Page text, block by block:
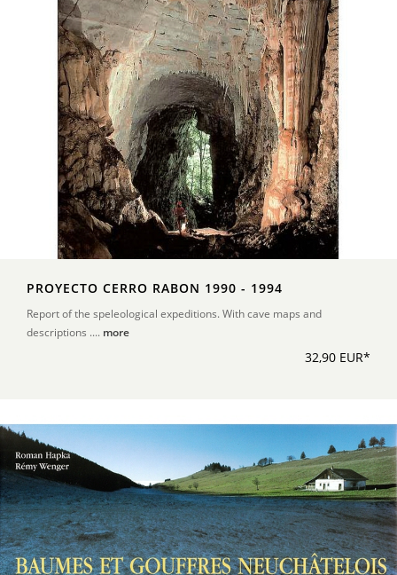
PROYECTO CERRO RABON 1990 - 1994
Report of the speleological expeditions. With cave maps and
descriptions .... more
32,90 EUR*